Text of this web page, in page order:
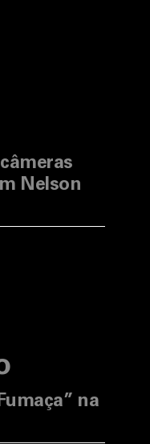
Nelson
na